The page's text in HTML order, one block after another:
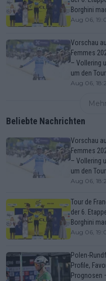
Borghini
Aug 06,
Vorschau
Femmes
– Vollering
um den
Aug 06,
Beliebte Nachrichten
Vorschau
Femmes
– Vollering
um den
Aug 06,
Tour de
der 6.
Borghini
Aug 06,
Polen-
Profile,
Prognosen